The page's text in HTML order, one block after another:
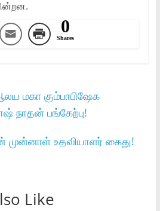
0
Shares
மகா கும்பாபிஷேக
நாதன் பங்கேற்பு!
முன்னாள் உதவியாளர் கைது!
Like